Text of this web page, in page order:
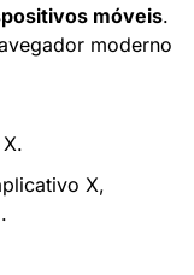
móveis.
moderno
X,